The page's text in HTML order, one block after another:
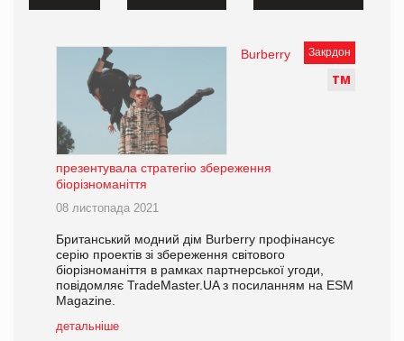
Закрдон
ТМ
Burberry
презентувала стратегію збереження
біорізноманіття
08 листопада 2021
Британський модний дім Burberry профінансує
серію проектів зі збереження світового
біорізноманіття в рамках партнерської угоди,
повідомляє TradeMaster.UA з посиланням на ESM
Magazine.
детальніше